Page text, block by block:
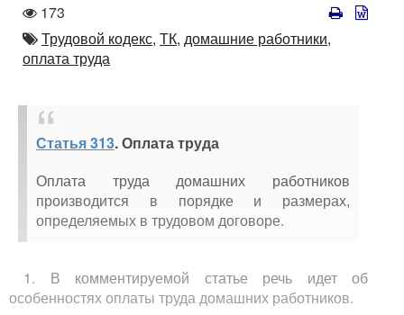
Количество
просмотров
173
Автор
Трудовой кодекс, ТК, домашние работники,
оплата труда
Статья 313. Оплата труда
Оплата труда домашних работников
производится в порядке и размерах,
определяемых в трудовом договоре.
1. В комментируемой статье речь идет об
особенностях оплаты труда домашних работников.